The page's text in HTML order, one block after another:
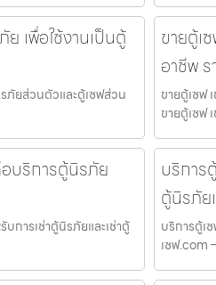
เพื่อใช้งานเป็นตู้
ภัยส่วนตัวและตู้เซฟส่วน
ขายตู้เ
อาชีพ
ขายตู้เซฟ
ขายตู้เซฟ
อบริการตู้นิรภัย
การเช่าตู้นิรภัยและเช่าตู้
บริการ
ตู้นิรภัย
บริการตู้เ
เซฟ.com